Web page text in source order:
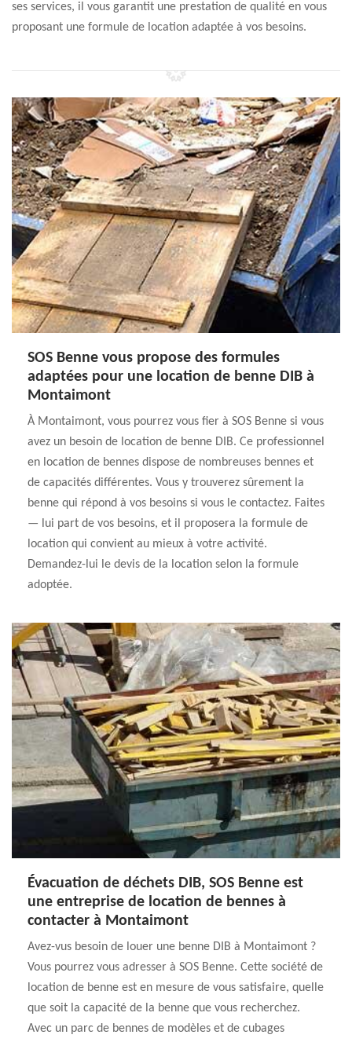
ses services, il vous garantit une prestation de qualité en vous
proposant une formule de location adaptée à vos besoins.
SOS Benne vous propose des formules
adaptées pour une location de benne DIB à
Montaimont
À Montaimont, vous pourrez vous fier à SOS Benne si vous
avez un besoin de location de benne DIB. Ce professionnel
en location de bennes dispose de nombreuses bennes et
de capacités différentes. Vous y trouverez sûrement la
benne qui répond à vos besoins si vous le contactez. Faites
— lui part de vos besoins, et il proposera la formule de
location qui convient au mieux à votre activité.
Demandez-lui le devis de la location selon la formule
adoptée.
Évacuation de déchets DIB, SOS Benne est
une entreprise de location de bennes à
contacter à Montaimont
Avez-vus besoin de louer une benne DIB à Montaimont ?
Vous pourrez vous adresser à SOS Benne. Cette société de
location de benne est en mesure de vous satisfaire, quelle
que soit la capacité de la benne que vous recherchez.
Avec un parc de bennes de modèles et de cubages